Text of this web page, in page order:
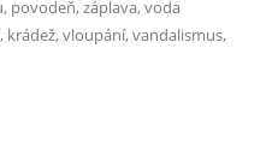
povodeň, záplava, voda
vloupání, vandalismus,